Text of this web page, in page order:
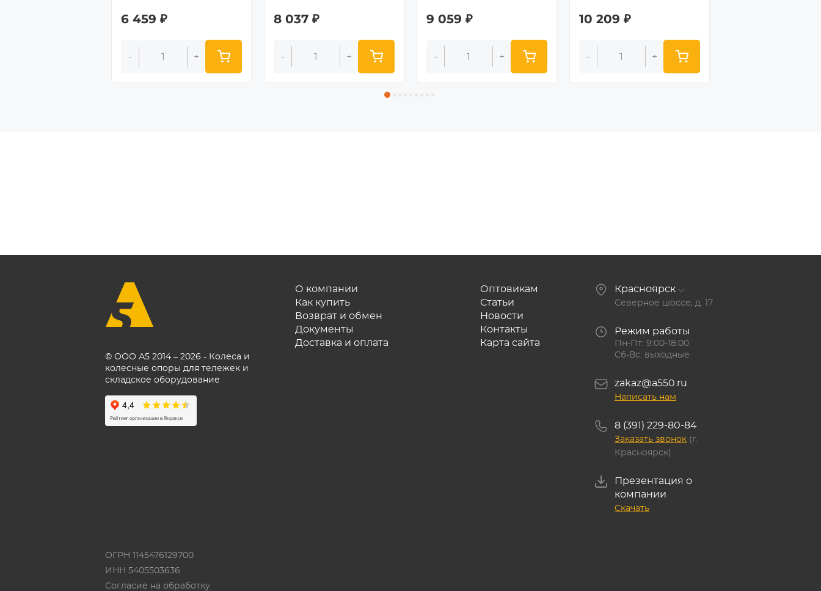
6 459 ₽
- +
8 037 ₽
- +
9 059 ₽
- +
10 209 ₽
- +
© ООО А5 2014 – 2026 - Колеса и
колесные опоры для тележек и
складское оборудование
О компании
Как купить
Возврат и обмен
Документы
Доставка и оплата
Оптовикам
Статьи
Новости
Контакты
Карта сайта
Красноярск
Северное шоссе, д. 17
Режим работы
Пн-Пт: 9:00-18:00
Сб-Вс: выходные
zakaz@a550.ru
Написать нам
8 (391) 229-80-84
Заказать звонок (г.
Красноярск)
Презентация о
компании
Скачать
ОГРН 1145476129700
ИНН 5405503636
Согласие на обработку